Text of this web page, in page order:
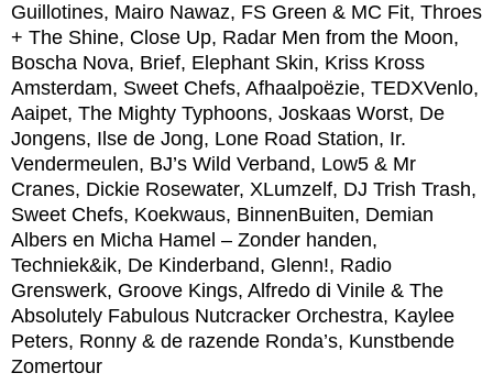
Guillotines, Mairo Nawaz, FS Green & MC Fit, Throes
+ The Shine, Close Up, Radar Men from the Moon,
Boscha Nova, Brief, Elephant Skin, Kriss Kross
Amsterdam, Sweet Chefs, Afhaalpoëzie, TEDXVenlo,
Aaipet, The Mighty Typhoons, Joskaas Worst, De
Jongens, Ilse de Jong, Lone Road Station, Ir.
Vendermeulen, BJ’s Wild Verband, Low5 & Mr
Cranes, Dickie Rosewater, XLumzelf, DJ Trish Trash,
Sweet Chefs, Koekwaus, BinnenBuiten, Demian
Albers en Micha Hamel – Zonder handen,
Techniek&ik, De Kinderband, Glenn!, Radio
Grenswerk, Groove Kings, Alfredo di Vinile & The
Absolutely Fabulous Nutcracker Orchestra, Kaylee
Peters, Ronny & de razende Ronda’s, Kunstbende
Zomertour